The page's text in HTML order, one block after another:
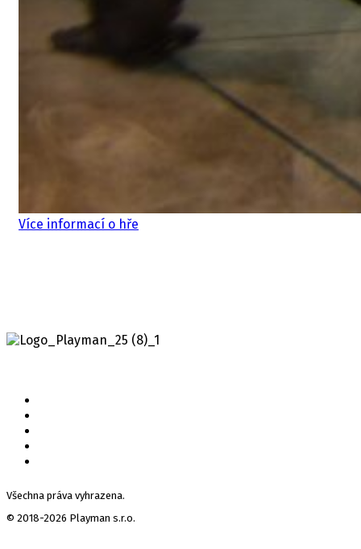
Více informací o hře
Všechna práva vyhrazena.
© 2018-2026 Playman s.r.o.